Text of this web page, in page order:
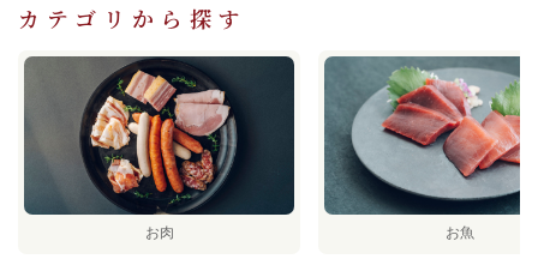
カテゴリから探す
お肉 お魚